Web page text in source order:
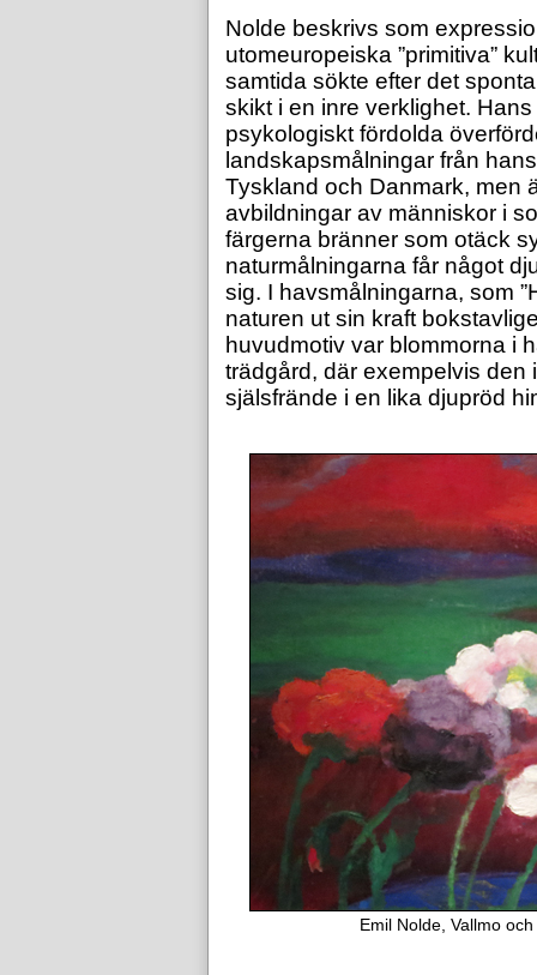
Nolde beskrivs som
utomeuropeiska ”primitiva”
samtida sökte efter det
skikt i en inre verklighet.
psykologiskt fördolda
landskapsmålningar från
Tyskland och Danmark, men
avbildningar av människor i
färgerna bränner som otäck
naturmålningarna får något
sig. I havsmålningarna, som
naturen ut sin kraft
huvudmotiv var blommorna i
trädgård, där exempelvis den
själsfrände i en lika djupröd
Emil Nolde, Vallmo